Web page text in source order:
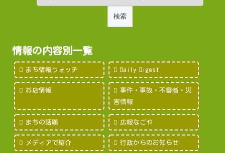
情報の内容別一覧
まち情報ウォッチ Daily Digest
お店情報
事件・事故・不審者・災
害情報
まちの話題 広報なごや
メディアで紹介 行政からのお知らせ